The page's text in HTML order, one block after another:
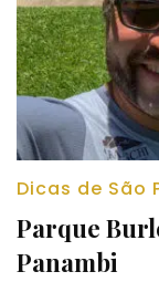
Dicas de São
Parque
Panambi